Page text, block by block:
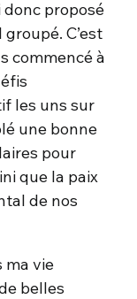
donc proposé
C’est
commencé à
les uns sur
une bonne
pour
que la paix
de nos
ma vie
belles